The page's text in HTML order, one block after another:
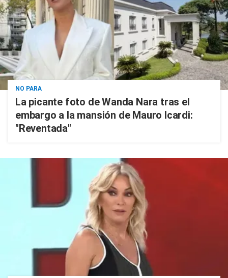
NO PARA
La picante foto de Wanda Nara tras el
embargo a la mansión de Mauro Icardi:
"Reventada"